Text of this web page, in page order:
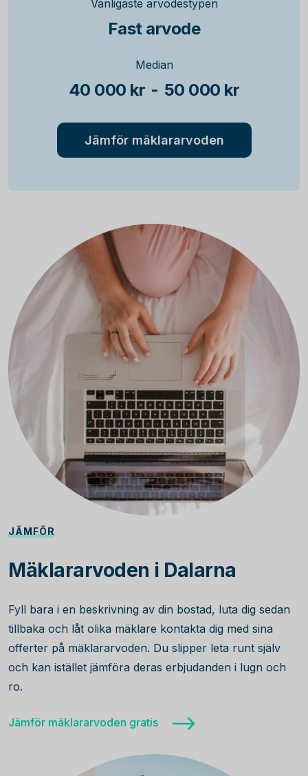
Vanligaste arvodestypen
Fast arvode
Median
40 000 kr - 50 000 kr
Jämför mäklararvoden
JÄMFÖR
Mäklararvoden i Dalarna
Fyll bara i en beskrivning av din bostad, luta dig sedan
tillbaka och låt olika mäklare kontakta dig med sina
offerter på mäklararvoden. Du slipper leta runt själv
och kan istället jämföra deras erbjudanden i lugn och
ro.
Jämför mäklararvoden gratis